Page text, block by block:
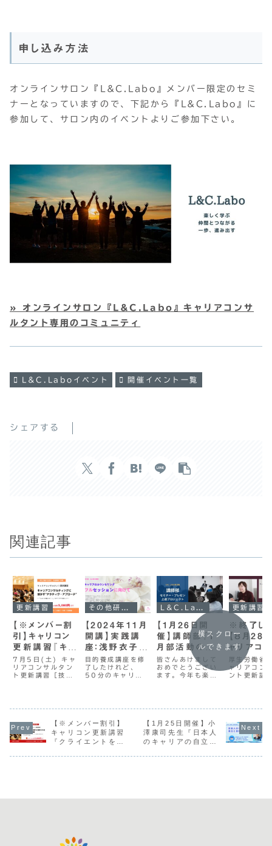
申し込み方法
オンラインサロン『L&C.Labo』メンバー限定のセミ
ナーとなっていますので、下記から『L&C.Labo』に
参加して、サロン内のイベントよりご参加下さい。
» オンラインサロン『L&C.Labo』キャリアコンサ
ルタント専用のコミュニティ
L&C.Laboイベント 開催イベント一覧
シェアする
関連記事
更新講習
【※メンバー割
引】キャリコン
更新講習『キャ
リアコンサルテ
ィングに活か
す“ナラティヴ・
7月5日(土) キャ
リアコンサルタン
ト更新講習［技能
ンサルタント更新
講習について】
2016年4月より
国家資格となった
【2024年11月
開講】実践講
座：浅野衣子先
生 キャリアの
カウンセリング
『フルセッショ
目的養成講座を修
了したけれど、
50分のキャリ
きるようになるこ
とをめざします。
実践をやっている
けれど、自己流に
【1月26日開
催】講師部『1
月部活動のご
案内』
皆さんあけまして
おめでとうござい
ます。今年も楽し
心にすすめていき
ます。①ショート
ディスカッション
『今まで経験して
更新講習
※終了し
【８月28
ャリアコ
タント更
（技能講
『ゲート
厚生労働省
ャリアコン
ント更新講
キャリアコ
タントとし
を考えるク
横スクロー
ルできます
【※メンバー割引】
キャリコン更新講習
『クライエントを語
【1月25日開催】小
澤康司先生『日本人
のキャリアの自立と